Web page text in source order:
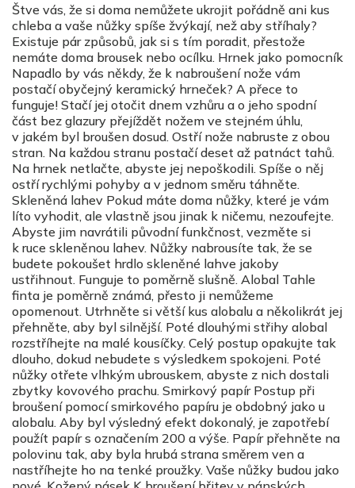
Štve vás, že si doma nemůžete ukrojit pořádně ani kus
chleba a vaše nůžky spíše žvýkají, než aby stříhaly?
Existuje pár způsobů, jak si s tím poradit, přestože
nemáte doma brousek nebo ocílku. Hrnek jako pomocník
Napadlo by vás někdy, že k nabroušení nože vám
postačí obyčejný keramický hrneček? A přece to
funguje! Stačí jej otočit dnem vzhůru a o jeho spodní
část bez glazury přejíždět nožem ve stejném úhlu,
v jakém byl broušen dosud. Ostří nože nabruste z obou
stran. Na každou stranu postačí deset až patnáct tahů.
Na hrnek netlačte, abyste jej nepoškodili. Spíše o něj
ostří rychlými pohyby a v jednom směru táhněte.
Skleněná lahev Pokud máte doma nůžky, které je vám
líto vyhodit, ale vlastně jsou jinak k ničemu, nezoufejte.
Abyste jim navrátili původní funkčnost, vezměte si
k ruce skleněnou lahev. Nůžky nabrousíte tak, že se
budete pokoušet hrdlo skleněné lahve jakoby
ustřihnout. Funguje to poměrně slušně. Alobal Tahle
finta je poměrně známá, přesto ji nemůžeme
opomenout. Utrhněte si větší kus alobalu a několikrát jej
přehněte, aby byl silnější. Poté dlouhými střihy alobal
rozstříhejte na malé kousíčky. Celý postup opakujte tak
dlouho, dokud nebudete s výsledkem spokojeni. Poté
nůžky otřete vlhkým ubrouskem, abyste z nich dostali
zbytky kovového prachu. Smirkový papír Postup při
broušení pomocí smirkového papíru je obdobný jako u
alobalu. Aby byl výsledný efekt dokonalý, je zapotřebí
použít papír s označením 200 a výše. Papír přehněte na
polovinu tak, aby byla hrubá strana směrem ven a
nastříhejte ho na tenké proužky. Vaše nůžky budou jako